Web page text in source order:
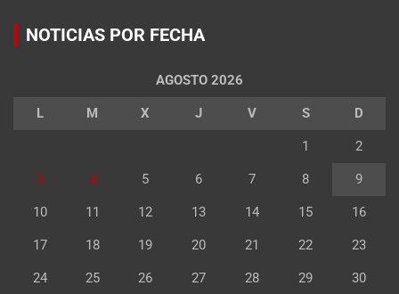
NOTICIAS POR FECHA
AGOSTO 2026
L M X J V S D
1 2
3 4 5 6 7 8 9
10 11 12 13 14 15 16
17 18 19 20 21 22 23
24 25 26 27 28 29 30